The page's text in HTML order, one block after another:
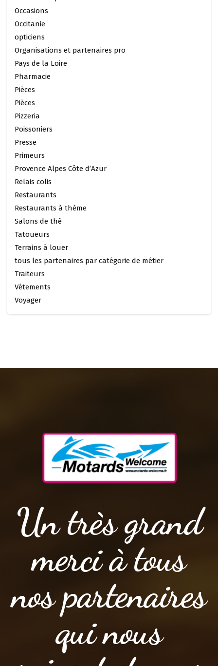
Occasions
Occitanie
opticiens
Organisations et partenaires pro
Pays de la Loire
Pharmacie
Pièces
Pièces
Pizzeria
Poissoniers
Presse
Primeurs
Provence Alpes Côte d’Azur
Relais colis
Restaurants
Restaurants à thème
Salons de thé
Tatoueurs
Terrains à louer
tous les partenaires par catégorie de métier
Traiteurs
Vétements
Voyager
Un très grand
merci à tous
nos partenaires
qui nous